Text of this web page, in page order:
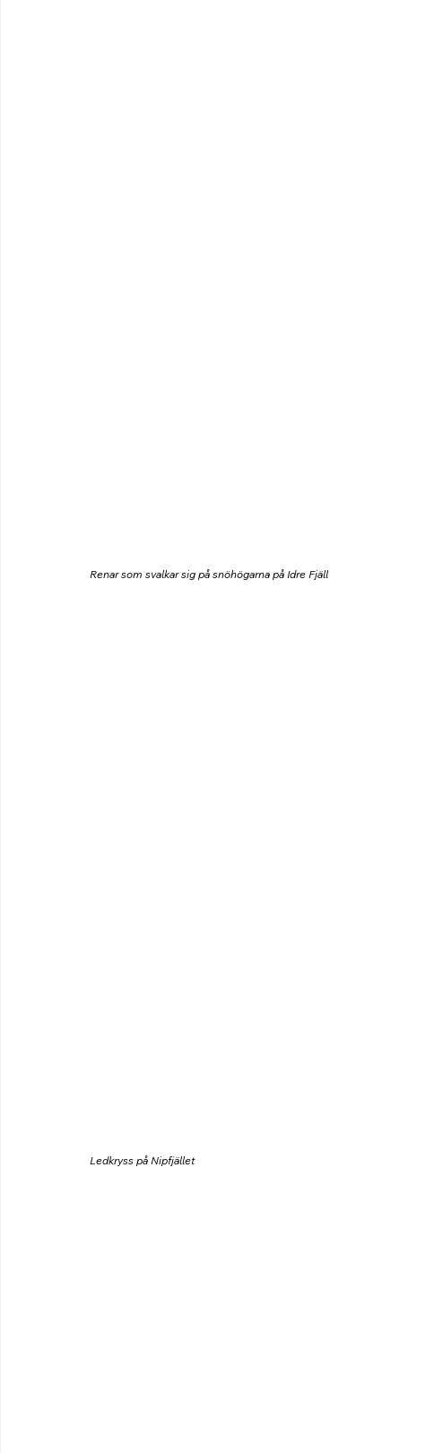
Renar som svalkar sig på snöhögarna på Idre Fjäll
Ledkryss på Nipfjället